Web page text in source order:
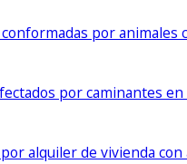
por animales
por caminantes en
alquiler de vivienda con